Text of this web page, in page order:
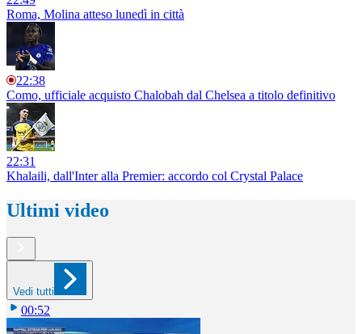
Roma, Molina atteso lunedì in città
22:38
Como, ufficiale acquisto Chalobah dal Chelsea a titolo definitivo
22:31
Khalaili, dall'Inter alla Premier: accordo col Crystal Palace
Ultimi video
Vedi tutti
00:52